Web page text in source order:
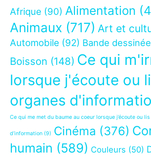
Afrique (90) Alimentation
Animaux (717) Art et
Automobile (92) Bande dessinée
Boisson (148) Ce qui
lorsque j'écoute ou
organes
Ce qui me met du baume au coeur lorsque j’écoute ou
d’information (9) Cinéma (376)
humain (589) Couleurs (50)